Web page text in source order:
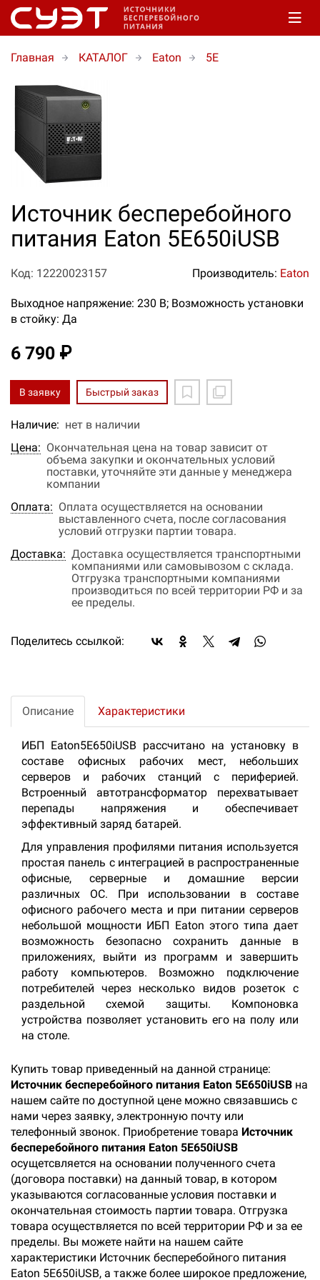
Главная КАТАЛОГ Eaton 5E
Источник бесперебойного
питания Eaton 5E650iUSB
Код: 12220023157 Производитель: Eaton
Выходное напряжение: 230 В; Возможность установки
в стойку: Да
6 790 ₽
В заявку Быстрый заказ
Наличие: нет в наличии
Цена: Окончательная цена на товар зависит от
объема закупки и окончательных условий
поставки, уточняйте эти данные у менеджера
компании
Оплата: Оплата осуществляется на основании
выставленного счета, после согласования
условий отгрузки партии товара.
Доставка: Доставка осуществляется транспортными
компаниями или самовывозом с склада.
Отгрузка транспортными компаниями
производиться по всей территории РФ и за
ее пределы.
Поделитесь ссылкой:
Описание Характеристики
ИБП Eaton5E650iUSB рассчитано на установку в
составе офисных рабочих мест, небольших
серверов и рабочих станций с периферией.
Встроенный автотрансформатор перехватывает
перепады напряжения и обеспечивает
эффективный заряд батарей.
Для управления профилями питания используется
простая панель с интеграцией в распространенные
офисные, серверные и домашние версии
различных ОС. При использовании в составе
офисного рабочего места и при питании серверов
небольшой мощности ИБП Eaton этого типа дает
возможность безопасно сохранить данные в
приложениях, выйти из программ и завершить
работу компьютеров. Возможно подключение
потребителей через несколько видов розеток с
раздельной схемой защиты. Компоновка
устройства позволяет установить его на полу или
на столе.
Купить товар приведенный на данной странице:
Источник бесперебойного питания Eaton 5E650iUSB на
нашем сайте по доступной цене можно связавшись с
нами через заявку, электронную почту или
телефонный звонок. Приобретение товара Источник
бесперебойного питания Eaton 5E650iUSB
осущетсвляется на основании полученного счета
(договора поставки) на данный товар, в котором
указываются согласованные условия поставки и
окончательная стоимость партии товара. Отгрузка
товара осуществляется по всей территории РФ и за ее
пределы. Вы можете найти на нашем сайте
характеристики Источник бесперебойного питания
Eaton 5E650iUSB, а также более широкое предложение,